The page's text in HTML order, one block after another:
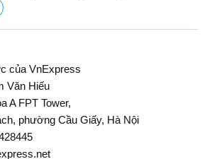
của VnExpress
Văn Hiếu
A FPT Tower,
phường Cầu Giấy, Hà Nội